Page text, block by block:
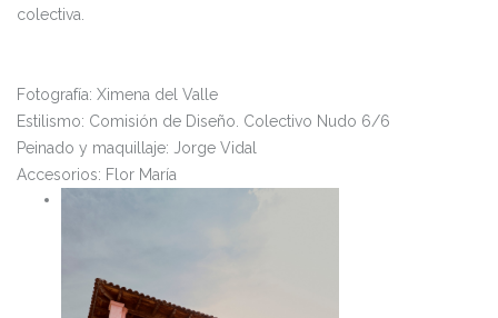
colectiva.
Fotografía: Ximena del Valle
Estilismo: Comisión de Diseño. Colectivo Nudo 6/6
Peinado y maquillaje: Jorge Vidal
Accesorios: Flor María